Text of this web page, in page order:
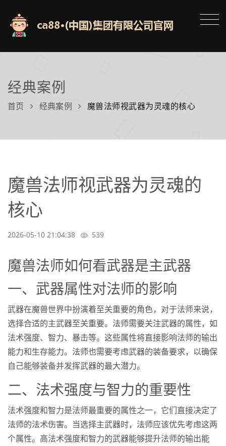
经典案例
首页 经典案例 魔兽法师视武器为灵魂的核心
魔兽法师视武器为灵魂的
核心
2026-05-10 21:04:38 539
魔兽法师如何看武器是主武器
一、武器属性对法师的影响
武器在魔兽世界中扮演着至关重要的角色，对于法师来说，
选择合适的主武器至关重要。法师需要关注武器的属性，如
法术强度、智力、暴击等。这些属性将直接影响法师的输出
能力和生存能力。法师也需要考虑武器的装备要求，以确保
自己能够装备并发挥武器的最大潜力。
二、法术强度与智力的重要性
法术强度和智力是法师最重要的属性之一，它们直接决定了
法师的法术伤害。当选择主武器时，法师应该优先考虑这两
个属性。高法术强度和智力的武器能够提升法师的输出能